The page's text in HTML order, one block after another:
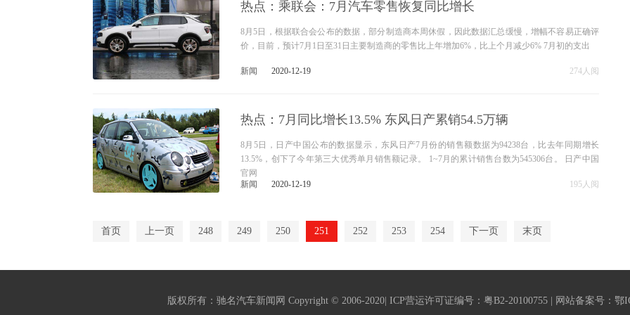
热点：乘联会：7月汽车零售恢复同比增长
8月5日，根据联合会公布的数据，部分制造商本周休假，因此数据汇总缓慢，增幅不容易正确评
价，目前，预计7月1日至31日主要制造商的零售比上年增加6%，比上个月减少6% 7月初的支出
新闻 2020-12-19 274人阅
热点：7月同比增长13.5% 东风日产累销54.5万辆
8月5日，日产中国公布的数据显示，东风日产7月份的销售额数据为94238台，比去年同期增长
13.5%，创下了今年第三大优秀单月销售额记录。 1~7月的累计销售台数为545306台。 日产中国
官网
新闻
2020-12-19 195人阅
首页 上一页 248 249 250 251 252 253 254 下一页 末页
版权所有：驰名汽车新闻网 Copyright © 2006-2020| ICP营运许可证编号：粤B2-20100755 | 网站备案号：鄂